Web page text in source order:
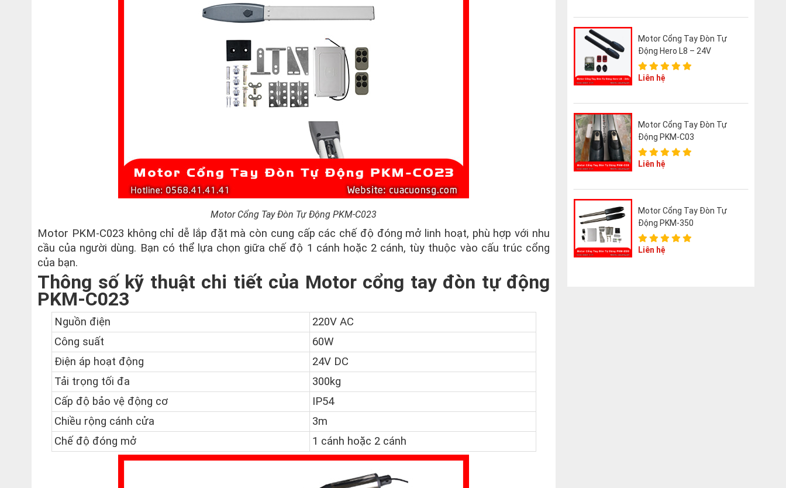
Motor Cổng Tay Đòn Tự Động PKM-C023
Motor PKM-C023 không chỉ dễ lắp đặt mà còn cung cấp các chế độ đóng mở linh hoạt, phù hợp với nhu
cầu của người dùng. Bạn có thể lựa chọn giữa chế độ 1 cánh hoặc 2 cánh, tùy thuộc vào cấu trúc cổng
của bạn.
Thông số kỹ thuật chi tiết của Motor cổng tay đòn tự động
PKM-C023
Nguồn điện
220V AC
Công suất
60W
Điện áp hoạt động
24V DC
Tải trọng tối đa
300kg
Cấp độ bảo vệ động cơ
IP54
Chiều rộng cánh cửa
3m
Chế độ đóng mở
1 cánh hoặc 2 cánh
Motor Cổng Tay Đòn Tự
Động Hero L8 – 24V
Liên hệ
Motor Cổng Tay Đòn Tự
Động PKM-C03
Liên hệ
Motor Cổng Tay Đòn Tự
Động PKM-350
Liên hệ